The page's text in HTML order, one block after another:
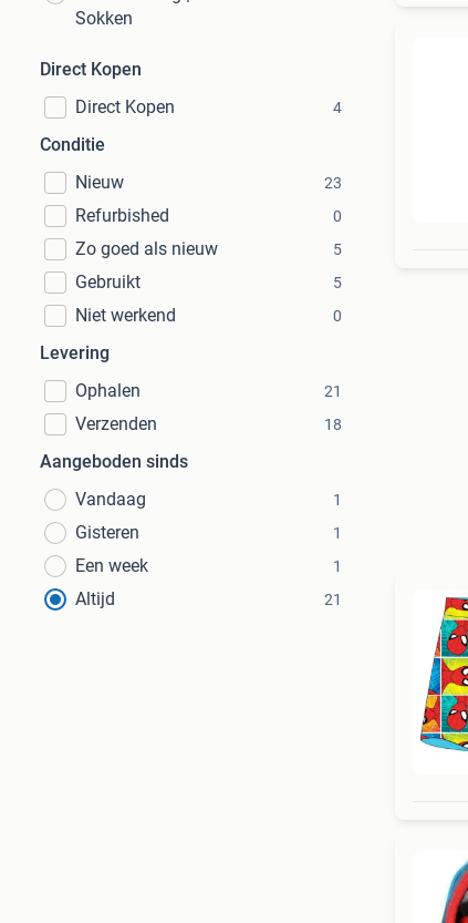
Sokken
Direct Kopen
Direct Kopen
4
Conditie
Nieuw
23
Refurbished 0
Zo goed als nieuw 5
Gebruikt 5
Niet werkend 0
Levering
Ophalen
21
Verzenden 18
Aangeboden sinds
Vandaag
1
Gisteren 1
Een week 1
Altijd 21